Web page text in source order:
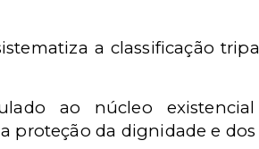
a classificação
ao núcleo
proteção da dignidade e